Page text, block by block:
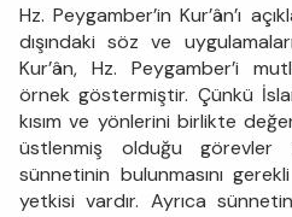
Hz. Peygamber’in Kur’ân’ı
dışındaki söz ve
Kur’ân, Hz. Peygamber’i
örnek göstermiştir. Çünkü
kısım ve yönlerini birlikte
üstlenmiş olduğu
sünnetinin bulunmasını
yetkisi vardır. Ayrıca